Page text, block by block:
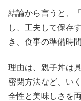
結論から言うと、
し、工夫して保存
き、食事の準備時
理由は、親子丼は
密閉方法など、い
全性と美味しさを